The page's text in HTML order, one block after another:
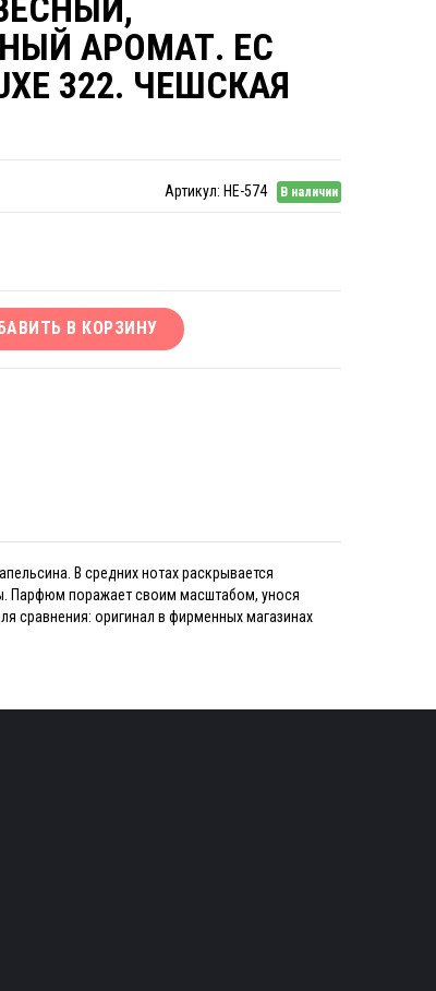
АРОМАТ. EC
322. ЧЕШСКАЯ
В наличии
Артикул: НЕ-574
В КОРЗИНУ
В средних нотах раскрывается
Парфюм поражает своим масштабом, унося
сравнения: оригинал в фирменных магазинах